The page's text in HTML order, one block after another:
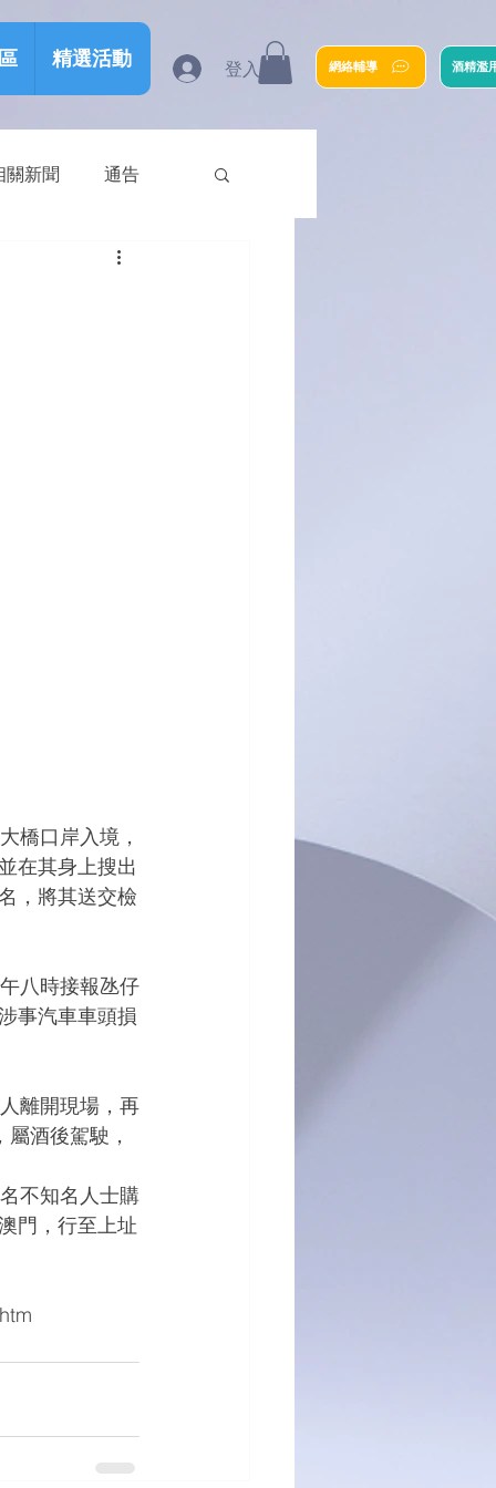
精選活動 登入 網絡輔導 酒精濫
關新聞 通告
在其身上搜出
，將其送交檢
事汽車車頭損
酒後駕駛，
門，行至上址